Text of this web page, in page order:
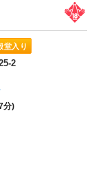
堂入り
2
分)